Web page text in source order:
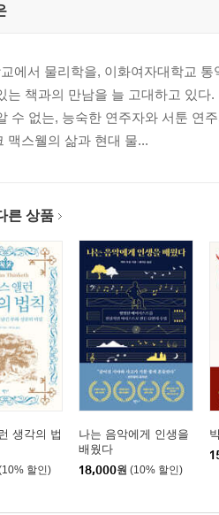
에서 물리학을, 이화여자대학교
는 책과의 만남을 늘 고대하고 있
수 없는, 능숙한 연주자와 서툰 연
맥스웰의 삶과 현대 물...
른 상품
생각의 법
할인)
나는 음악에게 인생을
배웠다
18,000원 (10% 할인)